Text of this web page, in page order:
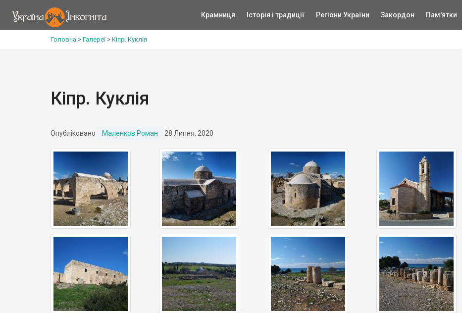
Крамниця Історія і традиції Регіони України Закордон Пам'ятки
Головна > Галереї> Кіпр. Куклія
Кіпр. Куклія
Опубліковано Маленков Роман 28 Липня, 2020